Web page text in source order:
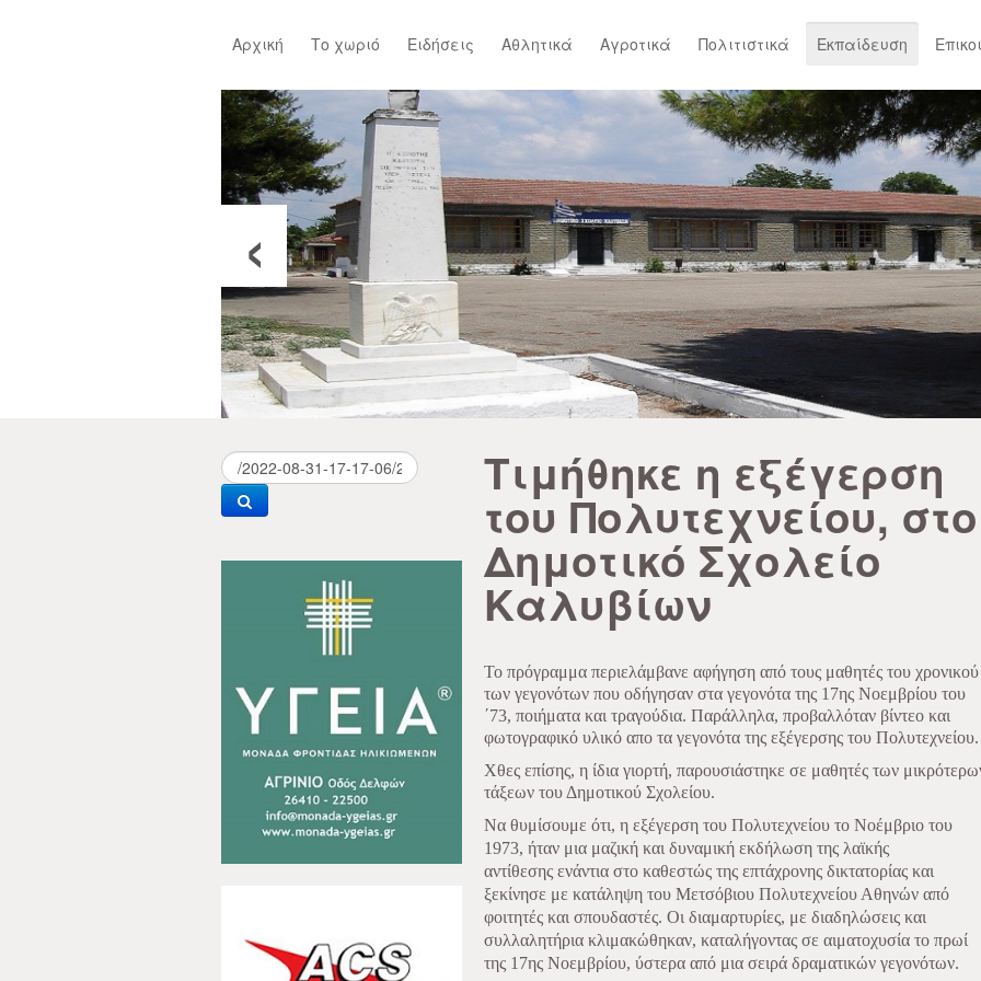
Αρχική Το χωριό Ειδήσεις Αθλητικά Αγροτικά Πολιτιστικά Εκπαίδευση
‹
Τιμήθηκε η εξέγερση
του Πολυτεχνείου, στο
Δημοτικό Σχολείο
Καλυβίων
Το πρόγραμμα περιελάμβανε αφήγηση από τους μαθητές του χρονικού
των γεγονότων που οδήγησαν στα γεγονότα της 17ης Νοεμβρίου του
΄73, ποιήματα και τραγούδια. Παράλληλα, προβαλλόταν βίντεο και
φωτογραφικό υλικό απο τα γεγονότα της εξέγερσης του Πολυτεχνείου.
Χθες επίσης, η ίδια γιορτή, παρουσιάστηκε σε μαθητές των
τάξεων του Δημοτικού Σχολείου.
Να θυμίσουμε ότι, η εξέγερση του Πολυτεχνείου το Νοέμβριο του
1973, ήταν μια μαζική και δυναμική εκδήλωση της λαϊκής
αντίθεσης ενάντια στο καθεστώς της επτάχρονης δικτατορίας και
ξεκίνησε με κατάληψη του Μετσόβιου Πολυτεχνείου Αθηνών από
φοιτητές και σπουδαστές. Οι διαμαρτυρίες, με διαδηλώσεις και
συλλαλητήρια κλιμακώθηκαν, καταλήγοντας σε αιματοχυσία το πρωί
της 17ης Νοεμβρίου, ύστερα από μια σειρά δραματικών γεγονότων.